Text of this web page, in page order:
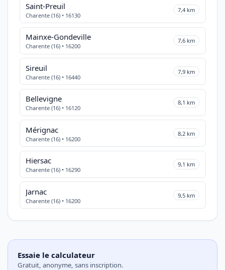
Saint-Preuil
Charente (16) • 16130
7,4 km
Mainxe-Gondeville
Charente (16) • 16200
7,6 km
Sireuil
Charente (16) • 16440
7,9 km
Bellevigne
Charente (16) • 16120
8,1 km
Mérignac
Charente (16) • 16200
8,2 km
Hiersac
Charente (16) • 16290
9,1 km
Jarnac
Charente (16) • 16200
9,5 km
Essaie le calculateur
Gratuit, anonyme, sans inscription.